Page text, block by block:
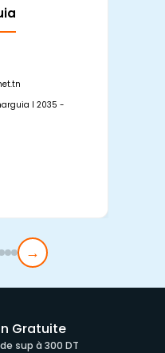
I 2035 -
→
Gratuite
sup à 300 DT